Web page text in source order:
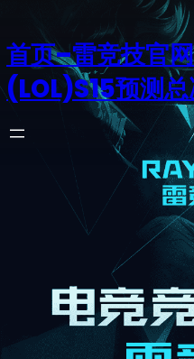
首页–雷竞技官
(LOL)S15预测